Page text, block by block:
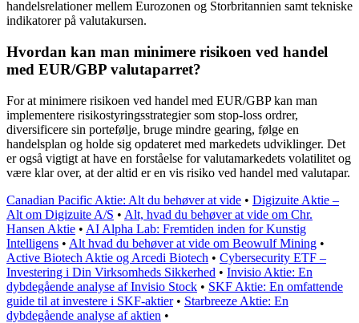
handelsrelationer mellem Eurozonen og Storbritannien samt tekniske
indikatorer på valutakursen.
Hvordan kan man minimere risikoen ved handel
med EUR/GBP valutaparret?
For at minimere risikoen ved handel med EUR/GBP kan man
implementere risikostyringsstrategier som stop-loss ordrer,
diversificere sin portefølje, bruge mindre gearing, følge en
handelsplan og holde sig opdateret med markedets udviklinger. Det
er også vigtigt at have en forståelse for valutamarkedets volatilitet og
være klar over, at der altid er en vis risiko ved handel med valutapar.
Canadian Pacific Aktie: Alt du behøver at vide • Digizuite Aktie –
Alt om Digizuite A/S • Alt, hvad du behøver at vide om Chr.
Hansen Aktie • AI Alpha Lab: Fremtiden inden for Kunstig
Intelligens • Alt hvad du behøver at vide om Beowulf Mining •
Active Biotech Aktie og Arcedi Biotech • Cybersecurity ETF –
Investering i Din Virksomheds Sikkerhed • Invisio Aktie: En
dybdegående analyse af Invisio Stock • SKF Aktie: En omfattende
guide til at investere i SKF-aktier• Starbreeze Aktie: En
dybdegående analyse af aktien •